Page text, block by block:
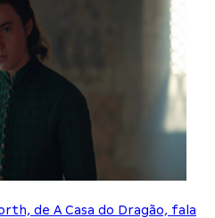
de A Casa do Dragão, fala